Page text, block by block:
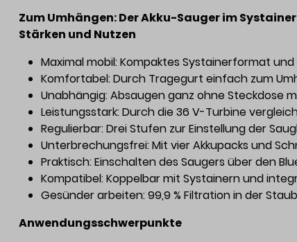
Zum Umhängen: Der Akku-Sauger im
Stärken und Nutzen
Maximal mobil: Kompaktes Systainerformat
Komfortabel: Durch Tragegurt einfach zum
Unabhängig: Absaugen ganz ohne Steckdose
Leistungsstark: Durch die 36 V-Turbine
Regulierbar: Drei Stufen zur Einstellung der
Unterbrechungsfrei: Mit vier Akkupacks und
Praktisch: Einschalten des Saugers über den
Kompatibel: Koppelbar mit Systainern und
Gesünder arbeiten: 99,9 % Filtration in der
Anwendungsschwerpunkte